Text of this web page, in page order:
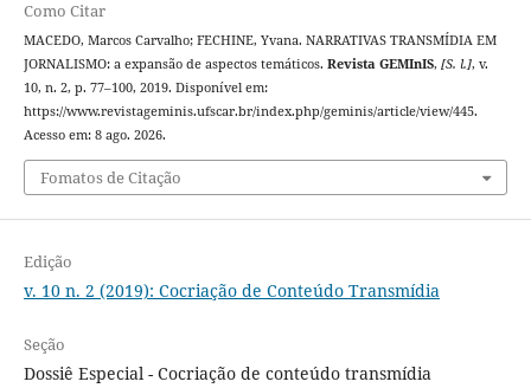
Como Citar
MACEDO, Marcos Carvalho; FECHINE, Yvana. NARRATIVAS TRANSMÍDIA EM
JORNALISMO: a expansão de aspectos temáticos. Revista GEMInIS, [S. l.], v.
10, n. 2, p. 77–100, 2019. Disponível em:
https://www.revistageminis.ufscar.br/index.php/geminis/article/view/445.
Acesso em: 8 ago. 2026.
Fomatos de Citação
Edição
v. 10 n. 2 (2019): Cocriação de Conteúdo Transmídia
Seção
Dossiê Especial - Cocriação de conteúdo transmídia